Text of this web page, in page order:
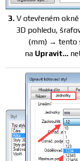
3. V otevřeném
3D pohledu,
(mm) → tento
na Upravit…